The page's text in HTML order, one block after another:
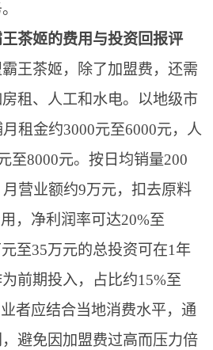
茶姬的费用与投资回报评
王茶姬，除了加盟费，还需
租、人工和水电。以地级市
租金约3000元至6000元，人
至8000元。按日均销量200
营业额约9万元，扣去原料
，净利润率可达20%至
至35万元的总投资可在1年
前期投入，占比约15%至
者应结合当地消费水平，通
避免因加盟费过高而压力倍